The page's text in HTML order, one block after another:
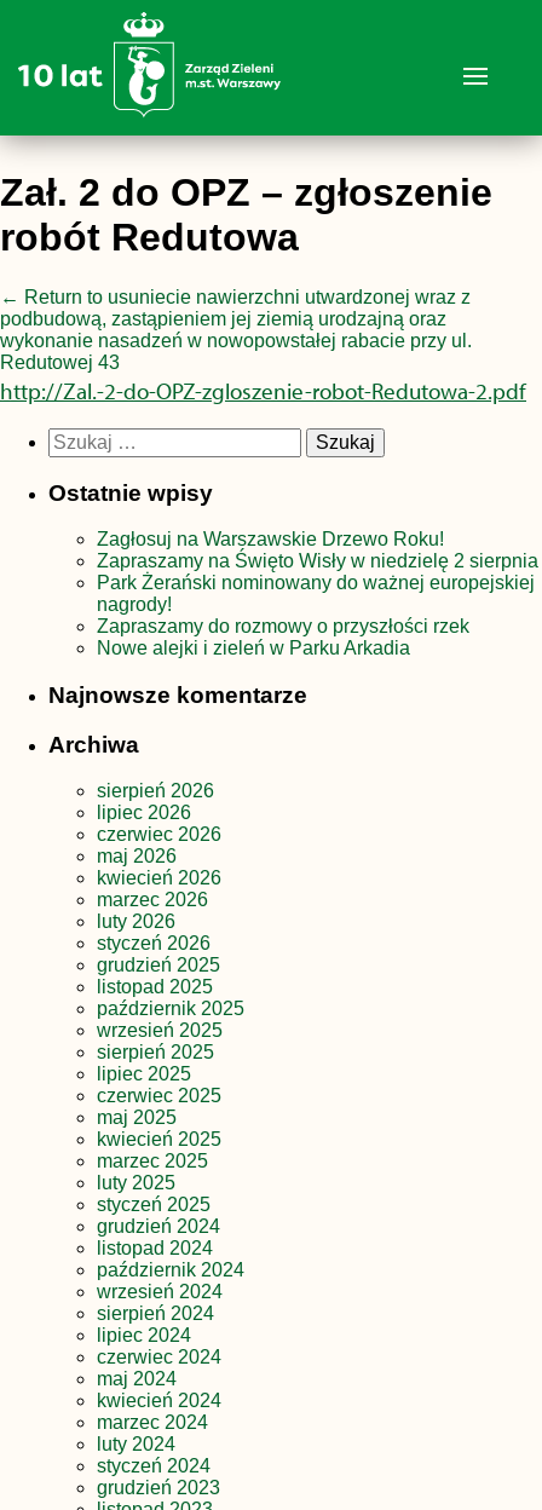
Zał. 2 do OPZ – zgłoszenie
robót Redutowa
← Return to usuniecie nawierzchni utwardzonej wraz z
podbudową, zastąpieniem jej ziemią urodzajną oraz
wykonanie nasadzeń w nowopowstałej rabacie przy ul.
Redutowej 43
http://Zal.-2-do-OPZ-zgloszenie-robot-Redutowa-2.pdf
Szukaj:
Ostatnie wpisy
Zagłosuj na Warszawskie Drzewo Roku!
Zapraszamy na Święto Wisły w niedzielę 2 sierpnia
Park Żerański nominowany do ważnej europejskiej
nagrody!
Zapraszamy do rozmowy o przyszłości rzek
Nowe alejki i zieleń w Parku Arkadia
Najnowsze komentarze
Archiwa
sierpień 2026
lipiec 2026
czerwiec 2026
maj 2026
kwiecień 2026
marzec 2026
luty 2026
styczeń 2026
grudzień 2025
listopad 2025
październik 2025
wrzesień 2025
sierpień 2025
lipiec 2025
czerwiec 2025
maj 2025
kwiecień 2025
marzec 2025
luty 2025
styczeń 2025
grudzień 2024
listopad 2024
październik 2024
wrzesień 2024
sierpień 2024
lipiec 2024
czerwiec 2024
maj 2024
kwiecień 2024
marzec 2024
luty 2024
styczeń 2024
grudzień 2023